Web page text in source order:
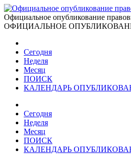
Официальное опубликование
ОФИЦИАЛЬНОЕ
Сегодня
Неделя
Месяц
ПОИСК
КАЛЕНДАРЬ
Сегодня
Неделя
Месяц
ПОИСК
КАЛЕНДАРЬ